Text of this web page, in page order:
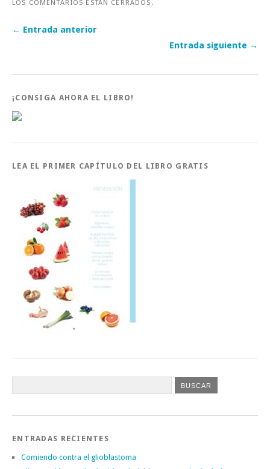
LOS COMENTARIOS ESTÁN CERRADOS.
← Entrada anterior
Entrada siguiente →
¡CONSIGA AHORA EL LIBRO!
LEA EL PRIMER CAPÍTULO DEL LIBRO GRATIS
ENTRADAS RECIENTES
Comiendo contra el glioblastoma